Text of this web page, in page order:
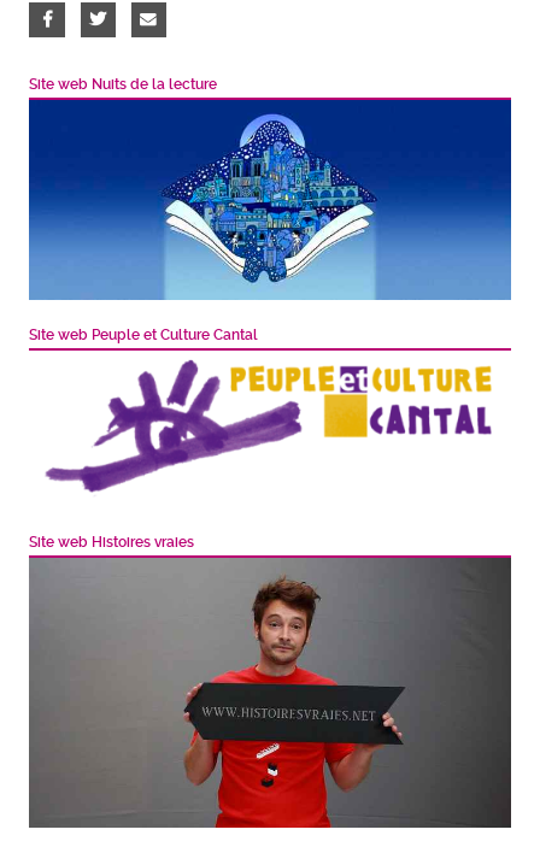
Site web Nuits de la lecture
Site web Peuple et Culture Cantal
Site web Histoires vraies